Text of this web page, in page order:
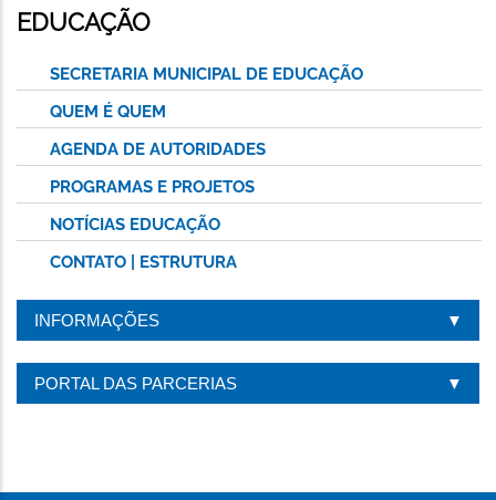
ESTA
PÁGINA
EDUCAÇÃO
SECRETARIA MUNICIPAL DE EDUCAÇÃO
QUEM É QUEM
AGENDA DE AUTORIDADES
PROGRAMAS E PROJETOS
NOTÍCIAS EDUCAÇÃO
CONTATO | ESTRUTURA
INFORMAÇÕES
PORTAL DAS PARCERIAS